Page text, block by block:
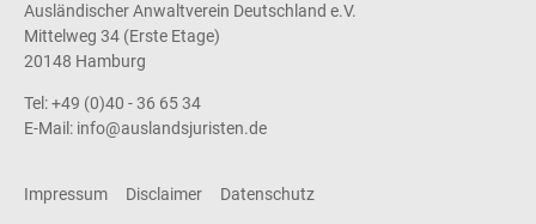
biens
immeubles
la
Costa
Ausländischer Anwaltverein Deutschland e.V.
Mittelweg 34 (Erste Etage)
20148 Hamburg
Tel: +49 (0)40 - 36 65 34
E-Mail: info@auslandsjuristen.de
Impressum Disclaimer Datenschutz